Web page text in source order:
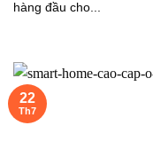
hàng đầu cho...
22
Th7